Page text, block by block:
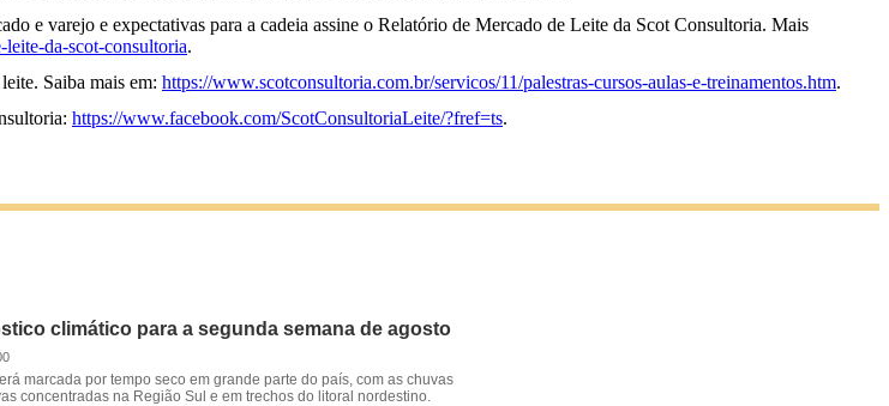
e varejo e expectativas para a cadeia assine o Relatório de Mercado de Leite da Scot Consultoria. Mais
da-scot-consultoria.
Saiba mais em: https://www.scotconsultoria.com.br/servicos/11/palestras-cursos-aulas-e-treinamentos.htm.
https://www.facebook.com/ScotConsultoriaLeite/?fref=ts.
climático para a segunda semana de agosto
marcada por tempo seco em grande parte do país, com as chuvas
concentradas na Região Sul e em trechos do litoral nordestino.